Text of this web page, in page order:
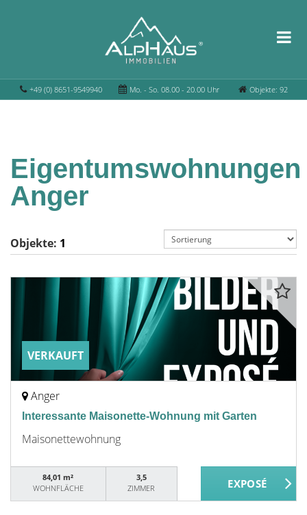
+49 (0) 8651-9549940 Mo. - So. 08.00 - 20.00 Uhr Objekte: 92
Eigentumswohnungen
Anger
Objekte: 1
VERKAUFT
Anger
Interessante Maisonette-Wohnung mit Garten
Maisonettewohnung
84,01 m²
WOHNFLÄCHE
3,5
ZIMMER